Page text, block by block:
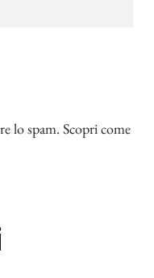
lo spam. Scopri come